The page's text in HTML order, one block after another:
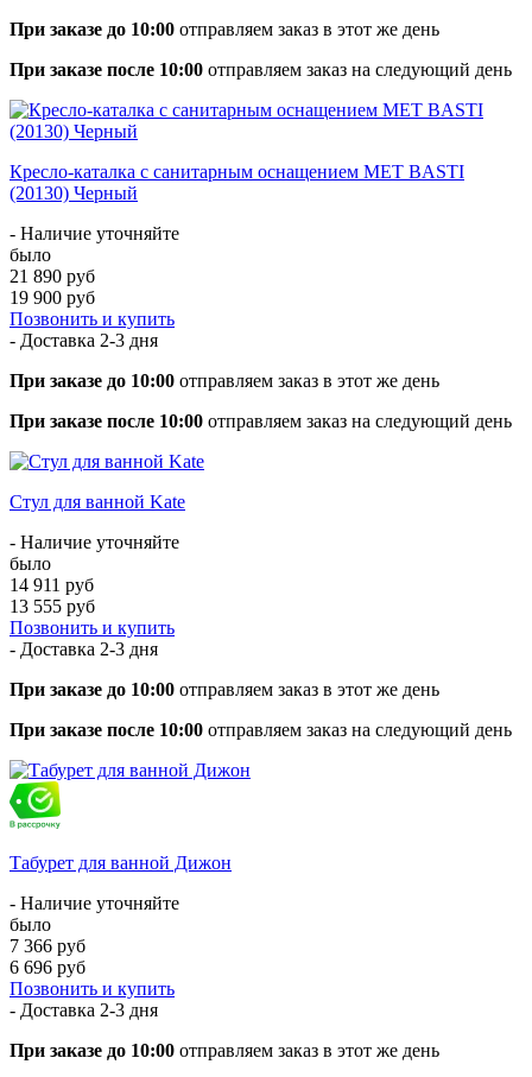
При заказе до 10:00 отправляем заказ в этот же день
При заказе после 10:00 отправляем заказ на следующий день
Кресло-каталка с санитарным оснащением MET BASTI
(20130) Черный
- Наличие уточняйте
было
21 890 руб
19 900 руб
Позвонить и купить
- Доставка 2-3 дня
При заказе до 10:00 отправляем заказ в этот же день
При заказе после 10:00 отправляем заказ на следующий день
Стул для ванной Kate
- Наличие уточняйте
было
14 911 руб
13 555 руб
Позвонить и купить
- Доставка 2-3 дня
При заказе до 10:00 отправляем заказ в этот же день
При заказе после 10:00 отправляем заказ на следующий день
Табурет для ванной Дижон
- Наличие уточняйте
было
7 366 руб
6 696 руб
Позвонить и купить
- Доставка 2-3 дня
При заказе до 10:00 отправляем заказ в этот же день